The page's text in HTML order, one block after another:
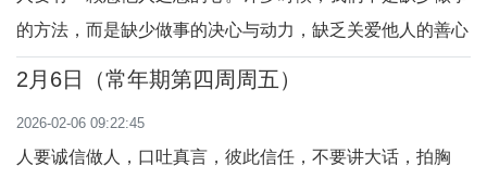
用途。”（玛5：13-16）
的方法，而是缺少做事的决心与动力，缺乏关爱他人的善心
与友情。真心爱人的牧者，心系所有需要牧养的人，关心照
悯的心，因为他们好像没有牧人的羊，遂开口教训他们许多
事。”（谷6：30-34）
2月6日（常年期第四周周五）
2026-02-06 09:22:45
人要诚信做人，口吐真言，彼此信任，不要讲大话，拍胸